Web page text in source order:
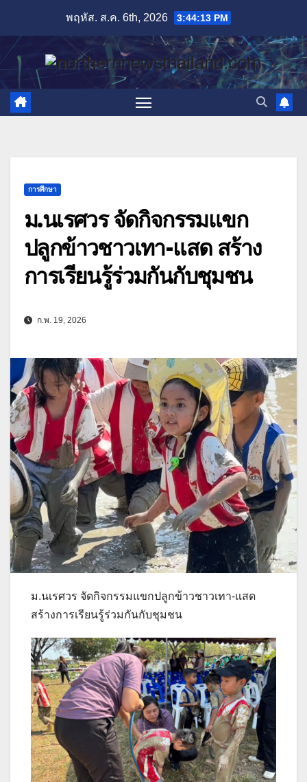
content
พฤหัส. ส.ค. 6th, 2026 3:44:15 PM
การศึกษา
ม.นเรศวร จัดกิจกรรมแขก
ปลูกข้าวชาวเทา-แสด สร้าง
การเรียนรู้ร่วมกันกับชุมชน
ก.พ. 19, 2026
ม.นเรศวร จัดกิจกรรมแขกปลูกข้าวชาวเทา-แสด
สร้างการเรียนรู้ร่วมกันกับชุมชน